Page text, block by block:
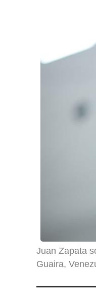
Juan Zapata
Guaira,